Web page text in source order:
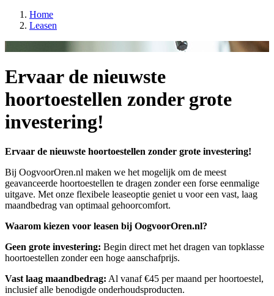
Home
Leasen
Ervaar de nieuwste
hoortoestellen zonder grote
investering!
Ervaar de nieuwste hoortoestellen zonder grote investering!
Bij OogvoorOren.nl maken we het mogelijk om de meest
geavanceerde hoortoestellen te dragen zonder een forse eenmalige
uitgave. Met onze flexibele leaseoptie geniet u voor een vast, laag
maandbedrag van optimaal gehoorcomfort.​
Waarom kiezen voor leasen bij OogvoorOren.nl?
Geen grote investering: Begin direct met het dragen van topklasse
hoortoestellen zonder een hoge aanschafprijs.​
Vast laag maandbedrag: Al vanaf €45 per maand per hoortoestel,
inclusief alle benodigde onderhoudsproducten.​